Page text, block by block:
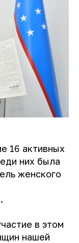
16 активных
них была
женского
в этом
нашей